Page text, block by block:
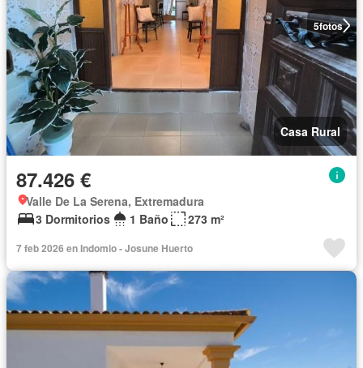
5fotos
Casa Rural
87.426 €
Valle De La Serena, Extremadura
3 Dormitorios
1 Baño 273 m²
7 feb 2026 en Indomio - Josune Huerto